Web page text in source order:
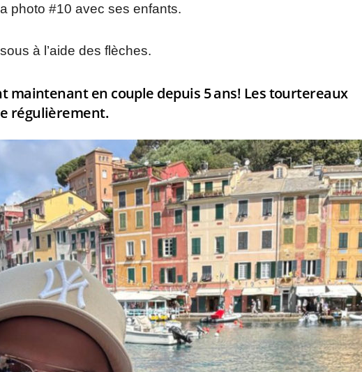
photo #10 avec ses enfants.
à l’aide des flèches.
maintenant en couple depuis 5 ans! Les tourtereaux
régulièrement.